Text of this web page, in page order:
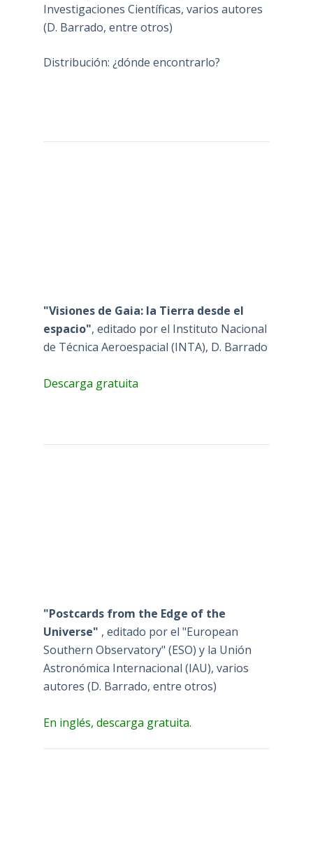
Investigaciones Científicas, varios autores
(D. Barrado, entre otros)
Distribución: ¿dónde encontrarlo?
"Visiones de Gaia: la Tierra desde el
espacio", editado por el Instituto Nacional
de Técnica Aeroespacial (INTA), D. Barrado
Descarga gratuita
"Postcards from the Edge of the
Universe" , editado por el "European
Southern Observatory" (ESO) y la Unión
Astronómica Internacional (IAU), varios
autores (D. Barrado, entre otros)
En inglés, descarga gratuita.